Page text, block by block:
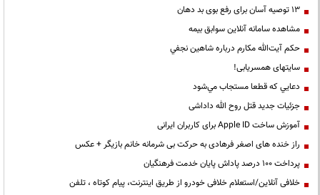
13 توصیه آسان برای رفع بوی بد دهان
مشاهده سامانه آنلاين سوابق بیمه
حكم آيت‌الله مكارم درباره شاهين نجفي
سایتهای همسریابی!
دعايي كه قطعا مستجاب مي‌شود
جزئیات جدید قتل روح الله داداشی
آموزش ساخت Apple ID برای کاربران ایرانی
راز خنده های اصغر فرهادی به حرکت بی شرمانه خانم بازیگر + عکس
پرداخت ۱۰۰ درصد پاداش پایان خدمت فرهنگیان
خلافی آنلاین/استعلام خلافی خودرو از طریق اینترنت، پیام کوتاه ، تلفن